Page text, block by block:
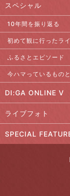
スペシャル
10年間を振り返る
初めて観に行ったラ
ふるさとエピソード
今ハマっているもの
DI:GA ONLINE V
ライブフォト
SPECIAL